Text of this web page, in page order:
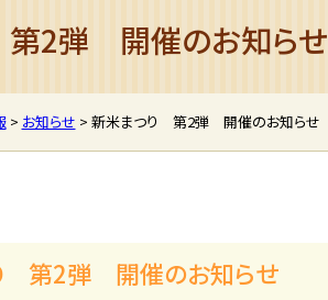
2弾 開催のお知らせ
> お知らせ > 新米まつり 第2弾 開催のお知らせ
第2弾 開催のお知らせ